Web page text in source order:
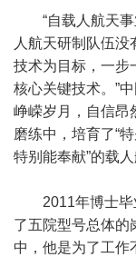
“自载人航天
人航天研制队伍
技术为目标，一步
核心关键技术。”
峥嵘岁月，自信昂
磨练中，培育了“
特别能奉献”的载人
2011年博士
了五院型号总体的
中，他是为了工作